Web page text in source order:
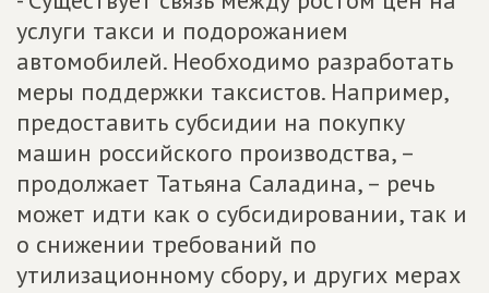
услуги такси и подорожанием
автомобилей. Необходимо разработать
меры поддержки таксистов. Например,
предоставить субсидии на покупку
машин российского производства, –
продолжает Татьяна Саладина, – речь
может идти как о субсидировании, так и
о снижении требований по
утилизационному сбору, и других мерах